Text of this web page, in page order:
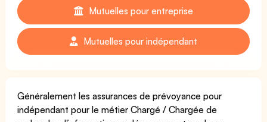
Mutuelles pour entreprise
Mutuelles pour indépendant
Généralement les assurances de prévoyance pour
indépendant pour le métier Chargé / Chargée de